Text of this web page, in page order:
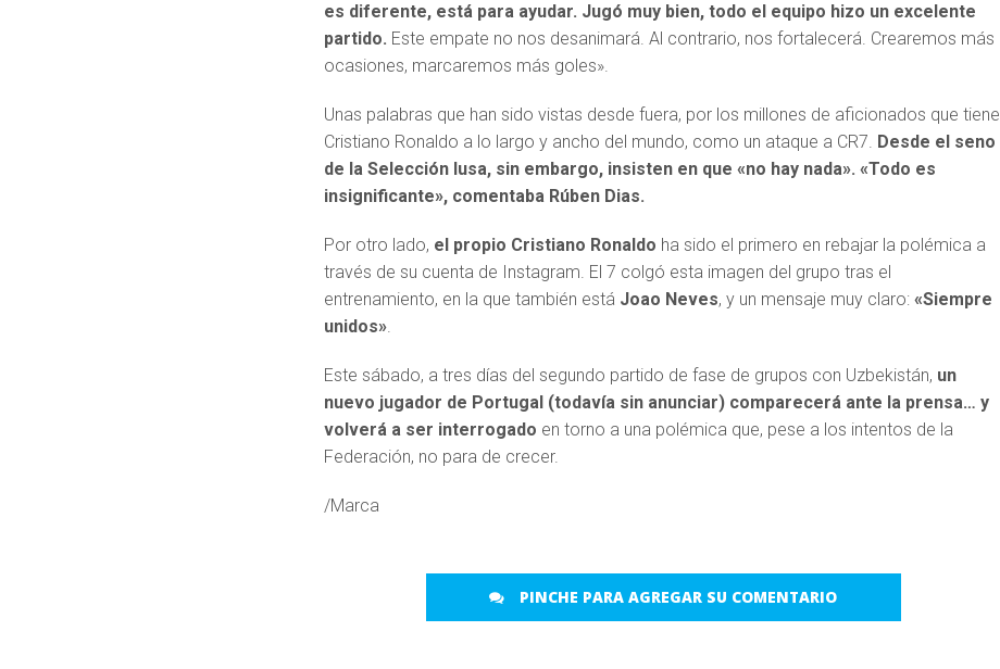
es diferente, está para ayudar. Jugó muy bien, todo el equipo hizo un excelente
partido. Este empate no nos desanimará. Al contrario, nos fortalecerá. Crearemos más
ocasiones, marcaremos más goles».
Unas palabras que han sido vistas desde fuera, por los millones de aficionados que tiene
Cristiano Ronaldo a lo largo y ancho del mundo, como un ataque a CR7. Desde el seno
de la Selección lusa, sin embargo, insisten en que «no hay nada». «Todo es
insignificante», comentaba Rúben Dias.
Por otro lado, el propio Cristiano Ronaldo ha sido el primero en rebajar la polémica a
través de su cuenta de Instagram. El 7 colgó esta imagen del grupo tras el
entrenamiento, en la que también está Joao Neves, y un mensaje muy claro:«Siempre
unidos».
Este sábado, a tres días del segundo partido de fase de grupos con Uzbekistán, un
nuevo jugador de Portugal (todavía sin anunciar) comparecerá ante la prensa… y
volverá a ser interrogado en torno a una polémica que, pese a los intentos de la
Federación, no para de crecer.
/Marca
PINCHE PARA AGREGAR SU COMENTARIO